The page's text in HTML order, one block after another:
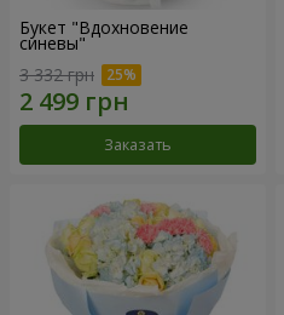
Букет "Вдохновение
синевы"
3 332 грн
Заказать